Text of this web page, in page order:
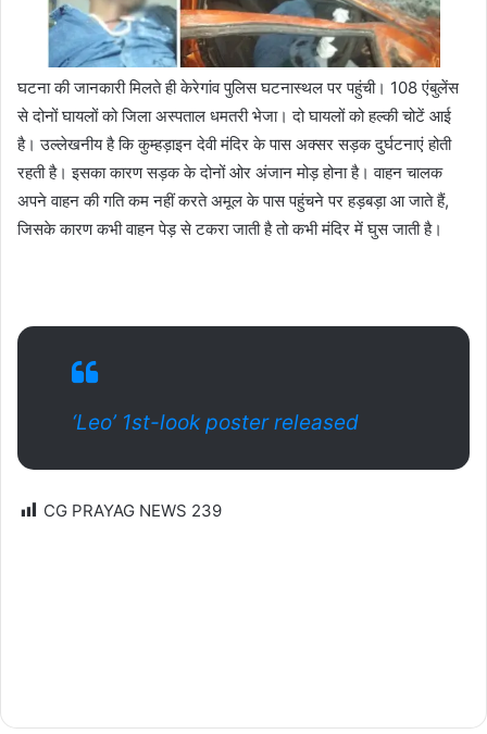
घटना की जानकारी मिलते ही केरेगांव पुलिस घटनास्थल पर पहुंची। 108 एंबुलेंस
से दोनों घायलों को जिला अस्पताल धमतरी भेजा। दो घायलों को हल्की चोटें आई
है। उल्लेखनीय है कि कुम्हड़ाइन देवी मंदिर के पास अक्सर सड़क दुर्घटनाएं होती
रहती है। इसका कारण सड़क के दोनों ओर अंजान मोड़ होना है। वाहन चालक
अपने वाहन की गति कम नहीं करते अमूल के पास पहुंचने पर हड़बड़ा आ जाते हैं,
जिसके कारण कभी वाहन पेड़ से टकरा जाती है तो कभी मंदिर में घुस जाती है।
‘Leo’ 1st-look poster released
CG PRAYAG NEWS 239